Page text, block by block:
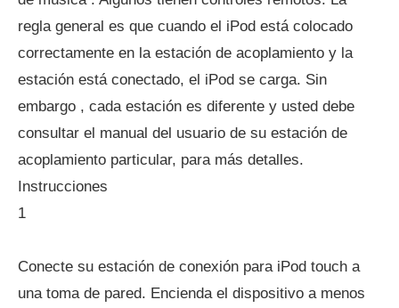
regla general es que cuando el iPod está colocado
correctamente en la estación de acoplamiento y la
estación está conectado, el iPod se carga. Sin
embargo , cada estación es diferente y usted debe
consultar el manual del usuario de su estación de
acoplamiento particular, para más detalles.
Instrucciones
1
Conecte su estación de conexión para iPod touch a
una toma de pared. Encienda el dispositivo a menos